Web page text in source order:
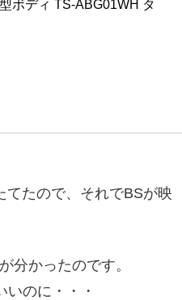
ボディ TS-ABG01WH タ
てたので、それでBSが映
分かったのです。
のに・・・